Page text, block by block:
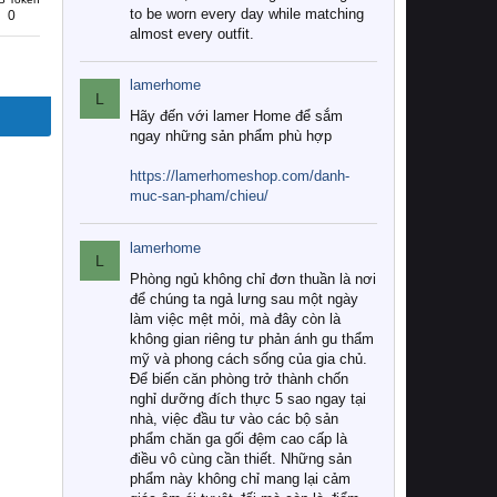
0
to be worn every day while matching
almost every outfit.
L
lamerhome
Hãy đến với lamer Home để sắm
ngay những sản phẩm phù hợp
https://lamerhomeshop.com/danh-
muc-san-pham/chieu/
L
lamerhome
Phòng ngủ không chỉ đơn thuần là nơi
để chúng ta ngả lưng sau một ngày
làm việc mệt mỏi, mà đây còn là
không gian riêng tư phản ánh gu thẩm
mỹ và phong cách sống của gia chủ.
Để biến căn phòng trở thành chốn
nghỉ dưỡng đích thực 5 sao ngay tại
nhà, việc đầu tư vào các bộ sản
phẩm chăn ga gối đệm cao cấp là
điều vô cùng cần thiết. Những sản
phẩm này không chỉ mang lại cảm